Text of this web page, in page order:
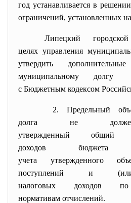
год устанавливается в
ограничений, установленных
Липецкий городской
целях управления
утвердить
муниципальному
с Бюджетным кодексом
2. Предельный
долга не
утвержденный
доходов
учета утвержденного
поступлений и
налоговых доходов
нормативам отчислений.